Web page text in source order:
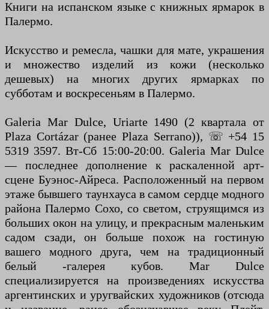
Книги на испанском языке с книжных ярмарок в
Палермо.
Искусство и ремесла, чашки для мате, украшения
и множество изделий из кожи (несколько
дешевых) на многих других ярмарках по
субботам и воскресеньям в Палермо.
Galeria Mar Dulce, Uriarte 1490 (2 квартала от
Plaza Cortázar (ранее Plaza Serrano)), ☏ +54 15
5319 3597. Вт-Сб 15:00-20:00. Galeria Mar Dulce
— последнее дополнение к раскаленной арт-
сцене Буэнос-Айреса. Расположенный на первом
этаже бывшего таунхауса в самом сердце модного
района Палермо Сохо, со светом, струящимся из
больших окон на улицу, и прекрасным маленьким
садом сзади, он больше похож на гостиную
вашего модного друга, чем на традиционный
белый -галерея кубов. Mar Dulce
специализируется на произведениях искусства
аргентинских и уругвайских художников (отсюда